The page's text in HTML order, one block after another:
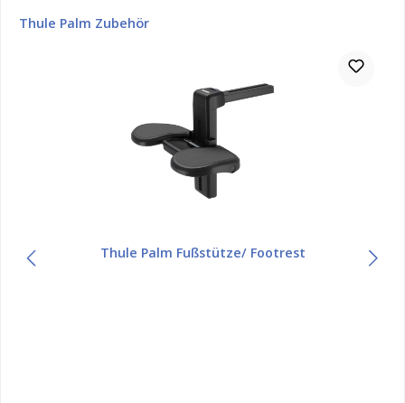
Produktgalerie überspringen
Thule Palm Zubehör
Thule Palm Fußstütze/ Footrest